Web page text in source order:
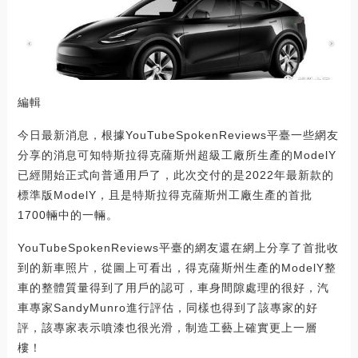
編輯
今日最新消息，根據YouTubeSpokenReviews平臺一些網友
分享的消息可知特斯拉得克薩斯州超級工廠所生產的ModelY
已經開始正式向普通用戶了，此次交付的是2022年最新款的
標準版ModelY，且是特斯拉得克薩斯州工廠生產的首批
1700輛中的一輛。
YouTubeSpokenReviews平臺的網友還在網上分享了首批收
到的新車照片，從圖上可看出，得克薩斯州生產的ModelY整
車的整體質量得到了用戶的認可，車身間隙處理的很好，汽
車專家SandyMunro進行評估，同樣也得到了該專家的好
評，該專家表示噴漆也很光滑，制造工藝上確實更上一層
樓！